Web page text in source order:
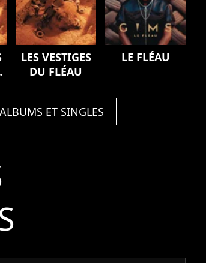
LES VESTIGES
DU FLÉAU
LE FLÉAU
ET SINGLES